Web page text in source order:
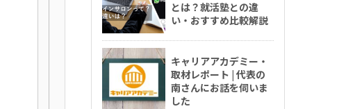
とは？就活塾との違
い・おすすめ比較解説
キャリアアカデミー・
取材レポート | 代表の
南さんにお話を伺いま
した